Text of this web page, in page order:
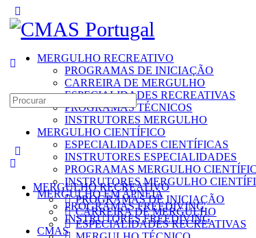
Side
Panel
MERGULHO RECREATIVO
PROGRAMAS DE INICIAÇÃO
CARREIRA DE MERGULHO
ESPECIALIDADES RECREATIVAS
PROGRAMAS TÉCNICOS
INSTRUTORES MERGULHO
MERGULHO CIENTÍFICO
ESPECIALIDADES CIENTÍFICAS
INSTRUTORES ESPECIALIDADES
PROGRAMAS MERGULHO
INSTRUTORES MERGULHO
MERGULHO EM APNEIA
PROGRAMAS FREEDIVING
INSTRUTORES FREEDIVING
CMAS
Search
for:
MERGULHO RECREATIVO
PROGRAMAS DE INICIAÇÃO
CARREIRA DE MERGULHO
ESPECIALIDADES RECREATIVAS